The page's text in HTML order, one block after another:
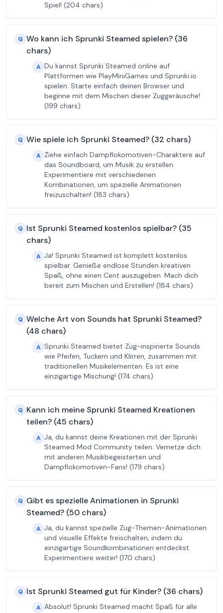
Spiel! (204 chars)
Q Wo kann ich Sprunki Steamed spielen? (36
chars)
A Du kannst Sprunki Steamed online auf
Plattformen wie PlayMiniGames und Sprunki.io
spielen. Starte einfach deinen Browser und
beginne mit dem Mischen dieser Zuggeräusche!
(199 chars)
Q Wie spiele ich Sprunki Steamed? (32 chars)
A Ziehe einfach Dampflokomotiven-Charaktere auf
das Soundboard, um Musik zu erstellen.
Experimentiere mit verschiedenen
Kombinationen, um spezielle Animationen
freizuschalten! (183 chars)
Q Ist Sprunki Steamed kostenlos spielbar? (35
chars)
A Ja! Sprunki Steamed ist komplett kostenlos
spielbar. Genieße endlose Stunden kreativen
Spaß, ohne einen Cent auszugeben. Mach dich
bereit zum Mischen und Erstellen! (184 chars)
Q Welche Art von Sounds hat Sprunki Steamed?
(48 chars)
A Sprunki Steamed bietet Zug-inspirierte Sounds
wie Pfeifen, Tuckern und Klirren, zusammen mit
traditionellen Musikelementen. Es ist eine
einzigartige Mischung! (174 chars)
Q Kann ich meine Sprunki Steamed Kreationen
teilen? (45 chars)
A Ja, du kannst deine Kreationen mit der Sprunki
Steamed Mod Community teilen. Vernetze dich
mit anderen Musikbegeisterten und
Dampflokomotiven-Fans! (179 chars)
Q Gibt es spezielle Animationen in Sprunki
Steamed? (50 chars)
A Ja, du kannst spezielle Zug-Themen-Animationen
und visuelle Effekte freischalten, indem du
einzigartige Soundkombinationen entdeckst.
Experimentiere weiter! (170 chars)
Q Ist Sprunki Steamed gut für Kinder? (36 chars)
A Absolut! Sprunki Steamed macht Spaß für alle